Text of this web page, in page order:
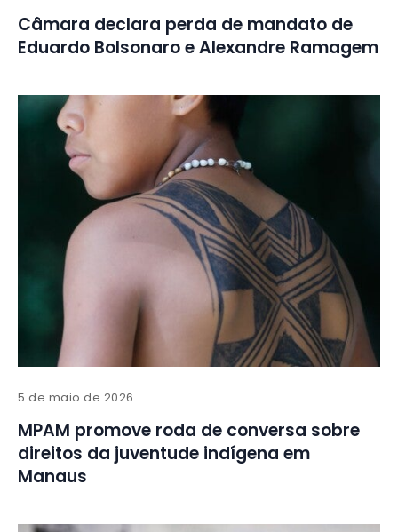
Câmara declara perda de mandato de
Eduardo Bolsonaro e Alexandre Ramagem
5 de maio de 2026
MPAM promove roda de conversa sobre
direitos da juventude indígena em
Manaus